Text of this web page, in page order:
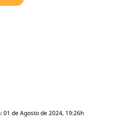
de Agosto de 2024, 19:26h